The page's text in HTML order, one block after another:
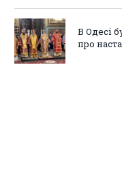
В Одесі
про